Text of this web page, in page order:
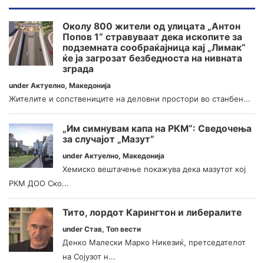
Околу 800 жители од улицата „Антон
Попов 1“ стравуваат дека ископите за
подземната сообраќајница кај „Лимак“
ќе ја загрозат безбедноста на нивната
зграда
under Актуелно, Македонија
Жителите и сопствениците на деловни простори во станбен...
„Им симнувам капа на РКМ“: Сведочења
за случајот „Мазут“
under Актуелно, Македонија
Хемиско вештачење покажува дека мазутот кој
РКМ ДОО Ско...
Тито, лордот Карингтон и либералите
under Став, Топ вести
Денко Малески Марко Никезиќ, претседателот
на Сојузот н...